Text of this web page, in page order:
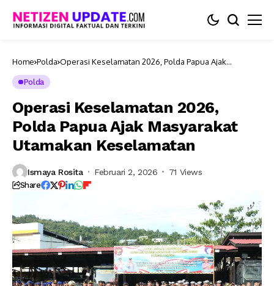
Home Polda Operasi Keselamatan 2026, Polda Papua Ajak
Polda
Operasi Keselamatan 2026,
Polda Papua Ajak Masyarakat
Utamakan Keselamatan
Ismaya Rosita Februari 2, 2026 71 Views
Share